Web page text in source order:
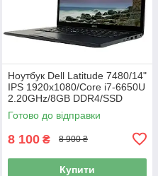
Ноутбук Dell Latitude 7480/14"
IPS 1920x1080/Core i7-6650U
2.20GHz/8GB DDR4/SSD
256GB/Intel Iris Graphics 540/
Камера Б/В
Готово до відправки
8 100 ₴ 8 900 ₴
Купити